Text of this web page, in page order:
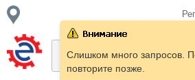
Слишком много запросов.
повторите позже.